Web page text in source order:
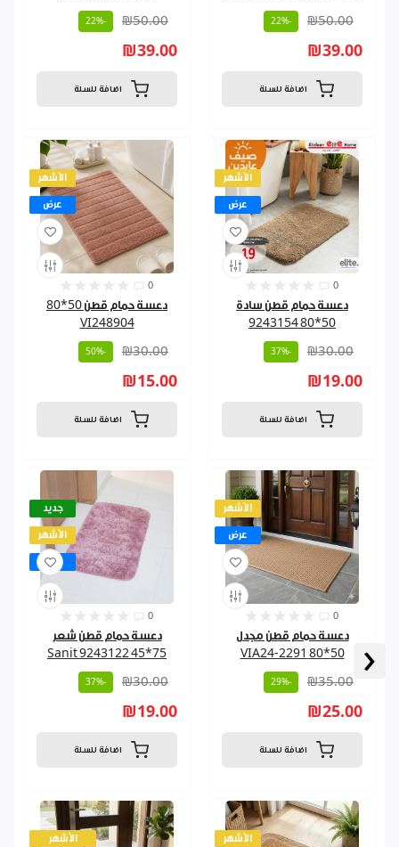
‹
₪50.00
-22%
₪39.00
اضافة للسلة
₪50.00
-22%
₪39.00
اضافة للسلة
الأشهر
عرض
0
دعسة حمام قطن 50*80
VI248904
₪30.00
-50%
₪15.00
اضافة للسلة
الأشهر
عرض
0
دعسة حمام قطن سادة
50*80 9243154
₪30.00
-37%
₪19.00
اضافة للسلة
جديد
الأشهر
عرض
0
دعسة حمام قطن شعر
75*45 9243122 Sanit
₪30.00
-37%
₪19.00
اضافة للسلة
الأشهر
عرض
0
دعسة حمام قطن مجدل
50*80 VIA24-2291
₪35.00
-29%
₪25.00
اضافة للسلة
الأشهر الأشهر